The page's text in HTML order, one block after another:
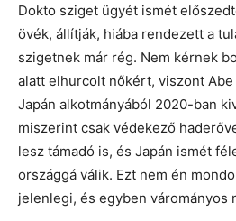
Dokto sziget ügyét ismét
övék, állítják, hiába rendezett a
szigetnek már rég. Nem kérnek
alatt elhurcolt nőkért, viszont
Japán alkotmányából 2020-ban
miszerint csak védekező
lesz támadó is, és Japán ismét
országgá válik. Ezt nem én
jelenlegi, és egyben várományos